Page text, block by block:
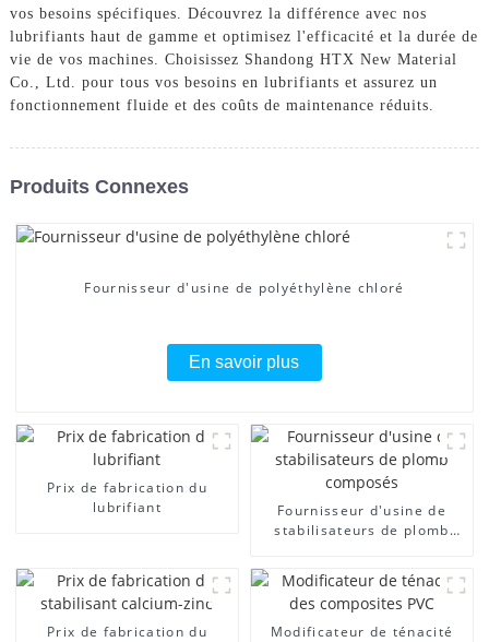
vos besoins spécifiques. Découvrez la différence avec nos
lubrifiants haut de gamme et optimisez l'efficacité et la durée de
vie de vos machines. Choisissez Shandong HTX New Material
Co., Ltd. pour tous vos besoins en lubrifiants et assurez un
fonctionnement fluide et des coûts de maintenance réduits.
Produits Connexes
Fournisseur d'usine de polyéthylène chloré
En savoir plus
Prix ​​de fabrication du
lubrifiant
Fournisseur d'usine de
stabilisateurs de plomb
Prix ​​de fabrication du
Modificateur de ténacité